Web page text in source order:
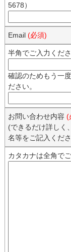
5678）
Email (必須)
半角でご入力くだ
確認のためもう一
ださい。
お問い合わせ内容 (
(できるだけ詳しく
名等をご記入くだ
カタカナは全角で